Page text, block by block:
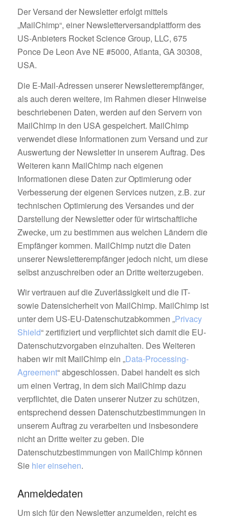
Der Versand der Newsletter erfolgt mittels
„MailChimp“, einer Newsletterversandplattform des
US-Anbieters Rocket Science Group, LLC, 675
Ponce De Leon Ave NE #5000, Atlanta, GA 30308,
USA.
Die E-Mail-Adressen unserer Newsletterempfänger,
als auch deren weitere, im Rahmen dieser Hinweise
beschriebenen Daten, werden auf den Servern von
MailChimp in den USA gespeichert. MailChimp
verwendet diese Informationen zum Versand und zur
Auswertung der Newsletter in unserem Auftrag. Des
Weiteren kann MailChimp nach eigenen
Informationen diese Daten zur Optimierung oder
Verbesserung der eigenen Services nutzen, z.B. zur
technischen Optimierung des Versandes und der
Darstellung der Newsletter oder für wirtschaftliche
Zwecke, um zu bestimmen aus welchen Ländern die
Empfänger kommen. MailChimp nutzt die Daten
unserer Newsletterempfänger jedoch nicht, um diese
selbst anzuschreiben oder an Dritte weiterzugeben.
Wir vertrauen auf die Zuverlässigkeit und die IT-
sowie Datensicherheit von MailChimp. MailChimp ist
unter dem US-EU-Datenschutzabkommen „Privacy
Shield“ zertifiziert und verpflichtet sich damit die EU-
Datenschutzvorgaben einzuhalten. Des Weiteren
haben wir mit MailChimp ein „Data-Processing-
Agreement“ abgeschlossen. Dabei handelt es sich
um einen Vertrag, in dem sich MailChimp dazu
verpflichtet, die Daten unserer Nutzer zu schützen,
entsprechend dessen Datenschutzbestimmungen in
unserem Auftrag zu verarbeiten und insbesondere
nicht an Dritte weiter zu geben. Die
Datenschutzbestimmungen von MailChimp können
Sie hier einsehen.
Anmeldedaten
Um sich für den Newsletter anzumelden, reicht es